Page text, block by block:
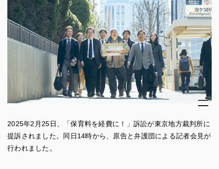
2025年2月25日、「保育料を経費に！」訴訟が東京地方裁判所に
提訴されました。同日14時から、原告と弁護団による記者会見が
行われました。